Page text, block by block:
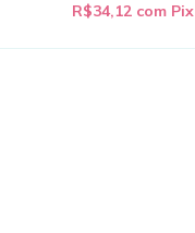
R$34,12 com Pix